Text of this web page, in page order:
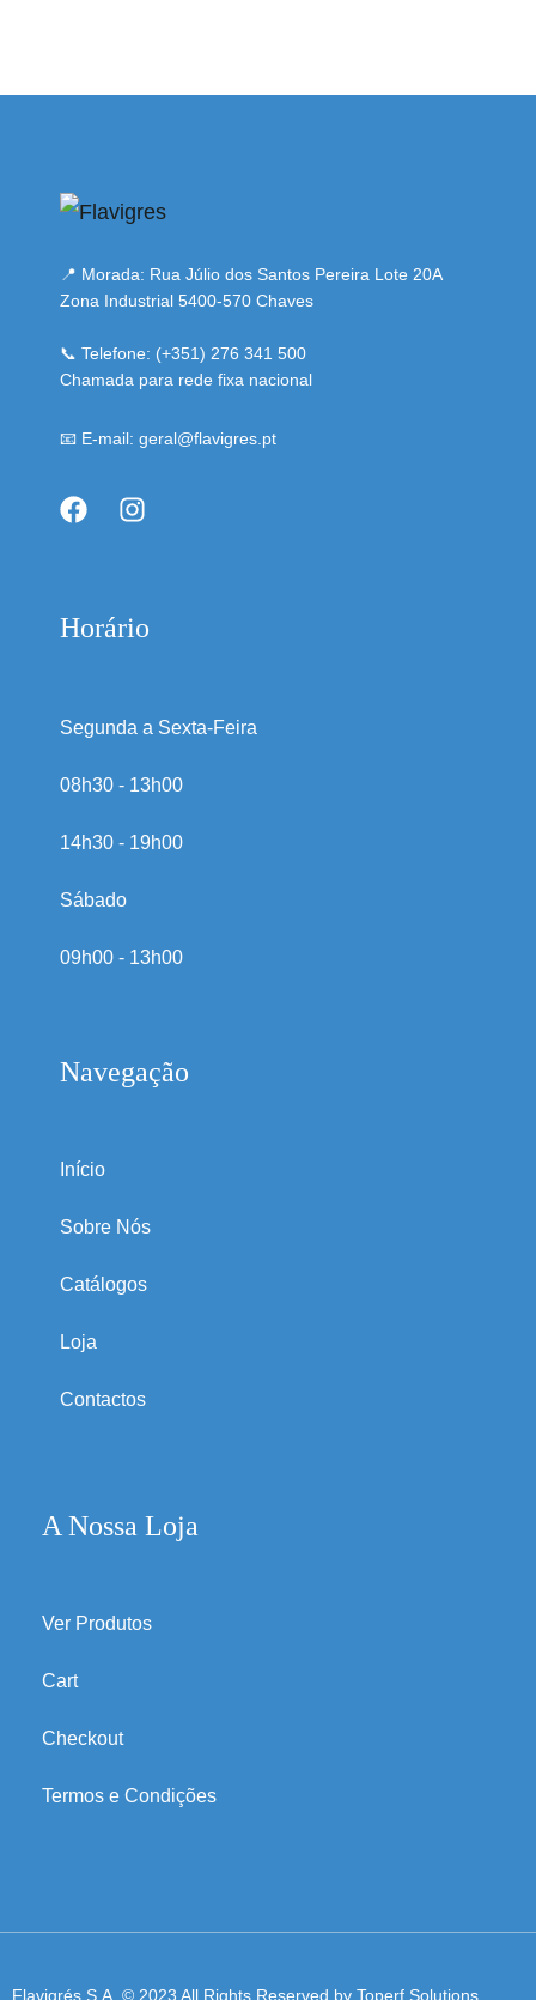
📍 Morada: Rua Júlio dos Santos Pereira Lote 20A
Zona Industrial 5400-570 Chaves
📞 Telefone: (+351) 276 341 500
Chamada para rede fixa nacional
📧 E-mail: geral@flavigres.pt
Horário
Segunda a Sexta-Feira
08h30 - 13h00
14h30 - 19h00
Sábado
09h00 - 13h00
Navegação
Início
Sobre Nós
Catálogos
Loja
Contactos
A Nossa Loja
Ver Produtos
Cart
Checkout
Termos e Condições
Flavigrés S.A. © 2023 All Rights Reserved by Toperf Solutions